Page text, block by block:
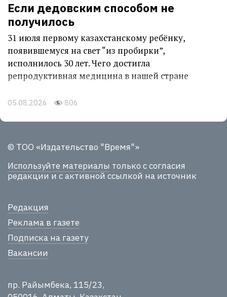
Если дедовским способом не
получилось
31 июля первому казахстанскому ребёнку,
появившемуся на свет “из пробирки”,
исполнилось 30 лет. Чего достигла
репродуктивная медицина в нашей стране
05.08.2026 806
© ТОО «Издательство "Время"»
Используйте материалы только с согласия
редакции и с активной ссылкой на источник
Редакция
Реклама в газете
Подписка на газету
Вакансии
пр. Райымбека, 115/23,